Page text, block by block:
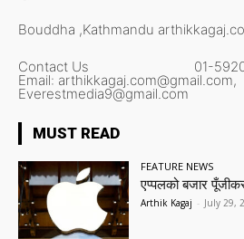
Bouddha ,Kathmandu
Contact Us 01-
Email: arthikkagaj.com@gmail.com,
Everestmedia9@gmail.com
MUST READ
FEATURE NEWS
एप्पलको बजार
Arthik Kagaj - July 29,